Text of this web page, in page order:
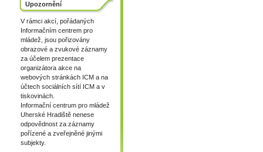
Upozornění
V rámci akcí, pořádaných
Informačním centrem pro
mládež, jsou pořizovány
obrazové a zvukové záznamy
za účelem prezentace
organizátora akce na
webových stránkách ICM a na
účtech sociálních sítí ICM a v
tiskovinách.
Informační centrum pro mládež
Uherské Hradiště nenese
odpovědnost za záznamy
pořízené a zveřejněné jinými
subjekty.